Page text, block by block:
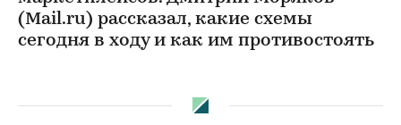
(Mail.ru) рассказал, какие схемы
сегодня в ходу и как им противостоять